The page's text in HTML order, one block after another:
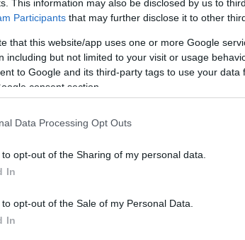
This information may also be disclosed by us to
Participants that may further disclose it to other
that this website/app uses one or more Google
including but not limited to your visit or usage
to Google and its third-party tags to use your data
consent section.
Data Processing Opt Outs
to opt-out of the Sharing of my personal data.
In
to opt-out of the Sale of my Personal Data.
In